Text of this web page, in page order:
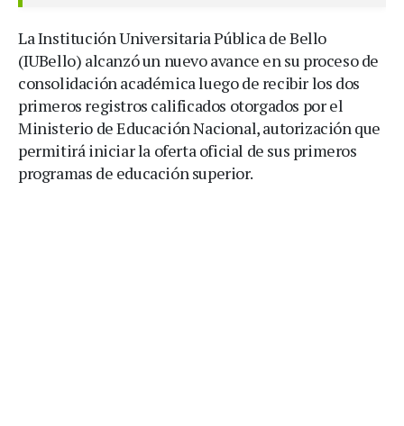
La Institución Universitaria Pública de Bello
(IUBello) alcanzó un nuevo avance en su proceso de
consolidación académica luego de recibir los dos
primeros registros calificados otorgados por el
Ministerio de Educación Nacional, autorización que
permitirá iniciar la oferta oficial de sus primeros
programas de educación superior.